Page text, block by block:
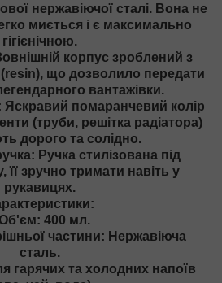
нержавіючої сталі. Вона не
миється і є максимально
гігієнічною.
корпус зроблений з
(resin), що дозволило передати
вантажівки.
помаранчевий колір
(труби, решітка радіатора)
дорого та солідно.
Ручка стилізована під
її зручно тримати навіть у
рукавицях.
400 мл.
частини: Нержавіюча
сталь.
гарячих та холодних напоїв